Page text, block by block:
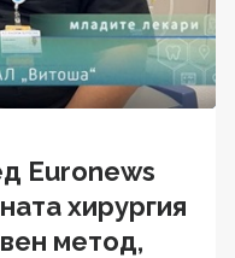
Euronews
хирургия
метод,